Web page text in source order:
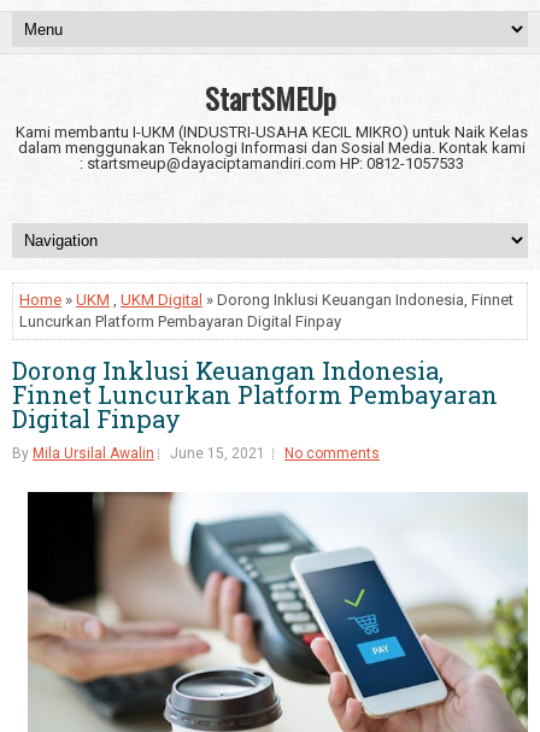
StartSMEUp
Kami membantu I-UKM (INDUSTRI-USAHA KECIL MIKRO) untuk Naik Kelas
dalam menggunakan Teknologi Informasi dan Sosial Media. Kontak kami
: startsmeup@dayaciptamandiri.com HP: 0812-1057533
Home » UKM , UKM Digital » Dorong Inklusi Keuangan Indonesia, Finnet
Luncurkan Platform Pembayaran Digital Finpay
Dorong Inklusi Keuangan Indonesia,
Finnet Luncurkan Platform Pembayaran
Digital Finpay
By Mila Ursilal Awalin June 15, 2021 No comments